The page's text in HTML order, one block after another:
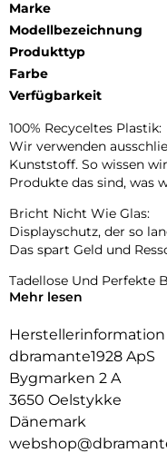
Marke
Modellbezeichnung
Produkttyp
Farbe
Verfügbarkeit
100% Recyceltes Plastik:
Wir verwenden
Kunststoff. So wissen
Produkte das sind, was
Bricht Nicht Wie Glas:
Displayschutz, der so
Das spart Geld und
Tadellose Und Perfekte
Die präzise
mm sehr dünn.
Mehr lesen
Herstellerinformation
dbramante1928 ApS
Bygmarken 2 A
3650 Oelstykke
Dänemark